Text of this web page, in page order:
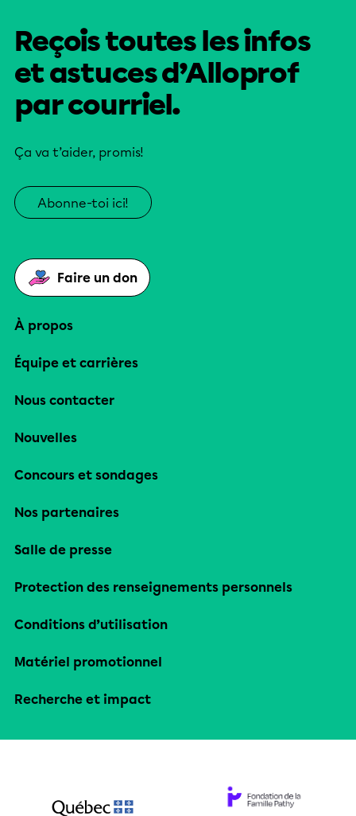
Reçois toutes les infos
et astuces d’Alloprof
par courriel.
Ça va t’aider, promis!
Abonne-toi ici!
Faire un don
À propos
Équipe et carrières
Nous contacter
Nouvelles
Concours et sondages
Nos partenaires
Salle de presse
Protection des renseignements personnels
Conditions d’utilisation
Matériel promotionnel
Recherche et impact